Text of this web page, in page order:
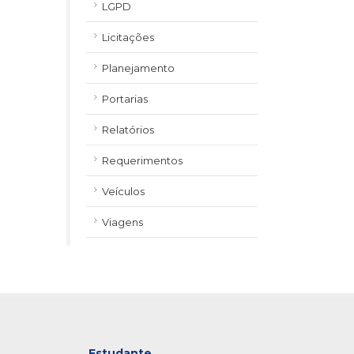
LGPD
Licitações
Planejamento
Portarias
Relatórios
Requerimentos
Veículos
Viagens